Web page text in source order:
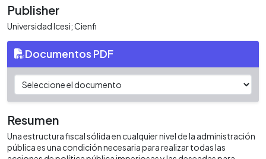
Publisher
Universidad Icesi; Cienfi
Documentos PDF
Resumen
Una estructura fiscal sólida en cualquier nivel de la administración
pública es una condición necesaria para realizar todas las